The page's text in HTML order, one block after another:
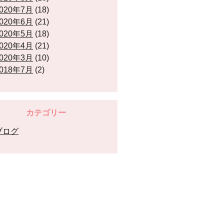
年7月 (18)
年6月 (21)
年5月 (18)
年4月 (21)
年3月 (10)
年7月 (2)
カテゴリー
ログ